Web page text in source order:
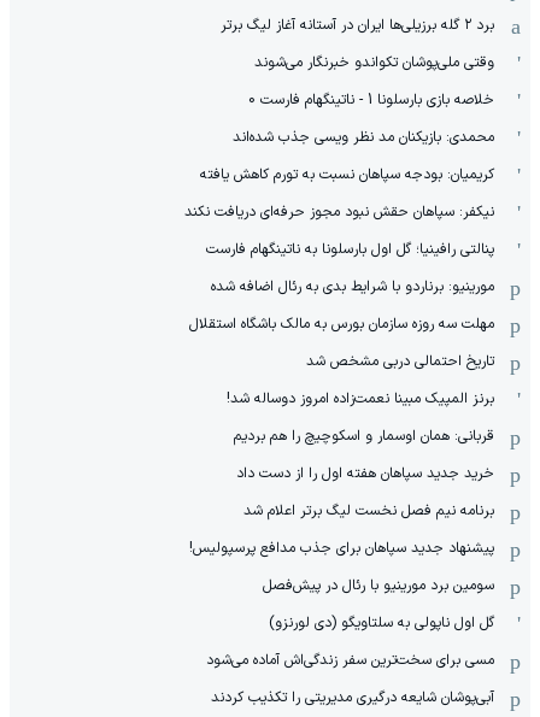
برد ۲ گله برزیلی‌ها ایران در آستانه آغاز لیگ برتر
وقتی ملی‌پوشان تکواندو خبرنگار می‌شوند
خلاصه بازی بارسلونا 1 - ناتینگهام فارست 0
محمدی: بازیکنان مد نظر ویسی جذب شده‌اند
کریمیان: بودجه سپاهان نسبت به تورم کاهش یافته
نیکفر: سپاهان حقش نبود مجوز حرفه‌ای دریافت نکند
پنالتی رافینیا؛ گل اول بارسلونا به ناتینگهام فارست
مورینیو: برناردو با شرایط بدی به رئال اضافه شده
مهلت سه روزه سازمان بورس به مالک باشگاه استقلال
تاریخ احتمالی دربی مشخص شد
برنز المپیک مبینا نعمت‌زاده امروز دوساله شد!
قربانی: همان اوسمار و اسکوچیچ را هم بردیم
خرید جدید سپاهان هفته اول را از دست داد
برنامه نیم فصل نخست لیگ برتر اعلام شد
پیشنهاد جدید سپاهان برای جذب مدافع پرسپولیس!
سومین برد مورینیو با رئال در پیش‌فصل
گل اول ناپولی به سلتاویگو (دی لورنزو)
مسی برای سخت‌ترین سفر زندگی‌اش آماده می‌شود
آبی‌پوشان شایعه درگیری مدیریتی را تکذیب کردند